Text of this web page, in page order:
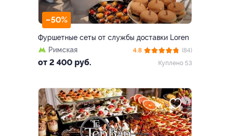
–50%
Фуршетные сеты от службы доставки Loren
Римская
от 2 400 руб.
4.8
(84)
Куплено 53